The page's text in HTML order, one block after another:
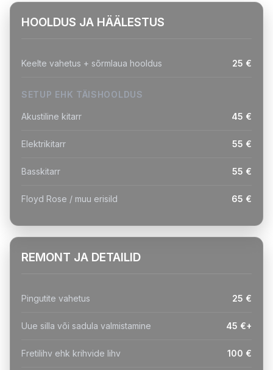
HOOLDUS JA HÄÄLESTUS
Keelte vahetus + sõrmlaua hooldus 25 €
SETUP EHK TÄISHOOLDUS
Akustiline kitarr 45 €
Elektrikitarr 55 €
Basskitarr 55 €
Floyd Rose / muu erisild 65 €
REMONT JA DETAILID
Pingutite vahetus 25 €
Uue silla või sadula valmistamine 45 €+
Fretilihv ehk krihvide lihv 100 €